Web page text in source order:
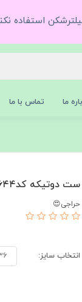
استفاده
ما تماس با ما
ست دوتیکه کد۲۶۴۴
حراجی😍
انتخاب سایز: